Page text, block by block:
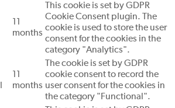
months
This cookie is set by GDPR
Cookie Consent plugin. The
cookie is used to store the user
consent for the cookies in the
category "Analytics".
months
The cookie is set by GDPR
cookie consent to record the
user consent for the cookies in
the category "Functional".